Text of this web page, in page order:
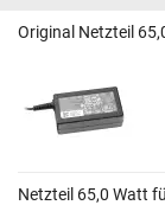
Original Netzteil
Netzteil 65,0 Watt